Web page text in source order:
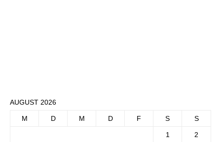
AUGUST 2026
M D M D F S S
1 2